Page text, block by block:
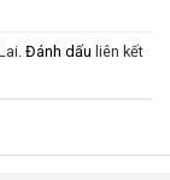
. Đánh dấu liên kết